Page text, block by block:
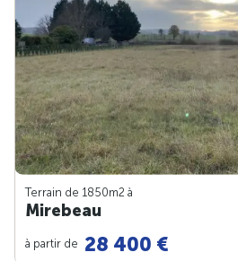
Terrain de 1850m2 à
Mirebeau
à partir de 28 400 €